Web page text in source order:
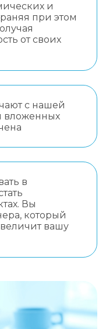
и
при этом
от своих
с нашей
вложенных
в
Вы
который
вашу